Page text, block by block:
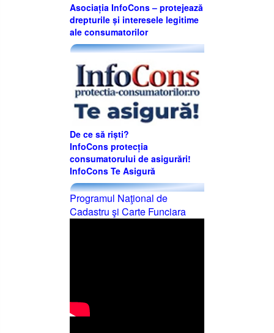
Asociația InfoCons – protejează
drepturile și interesele legitime
ale consumatorilor
De ce să riști?
InfoCons protecția
consumatorului de asigurări!
InfoCons Te Asigură
Programul Naţional de
Cadastru şi Carte Funciara